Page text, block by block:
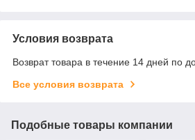
Условия возврата
Возврат товара в течение 14 дней по
Все условия возврата
Подобные товары компании